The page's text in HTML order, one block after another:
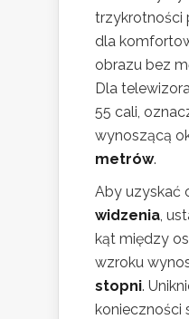
trzykrotności
dla
obrazu bez
Dla
55 cali,
wynoszącą
metrów.
Aby uzyskać
widzenia,
kąt między
wzroku
stopni.
konieczności